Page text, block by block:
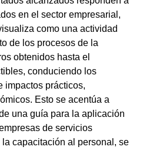
en el sector empresarial,
como una actividad
de los procesos de la
obtenidos hasta el
conduciendo los
impactos prácticos,
Esto se acentúa a
una guía para la aplicación
de servicios
la capacitación al personal, se